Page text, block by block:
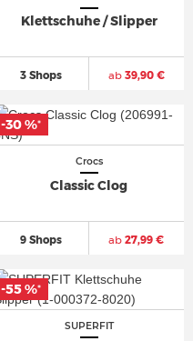
Klettschuhe / Slipper
3 Shops ab39,90 €
Crocs
Classic Clog
9 Shops ab 27,99 €
-30 %*
SUPERFIT
-55 %*